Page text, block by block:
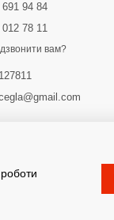
691 94 84
012 78 11
вам?